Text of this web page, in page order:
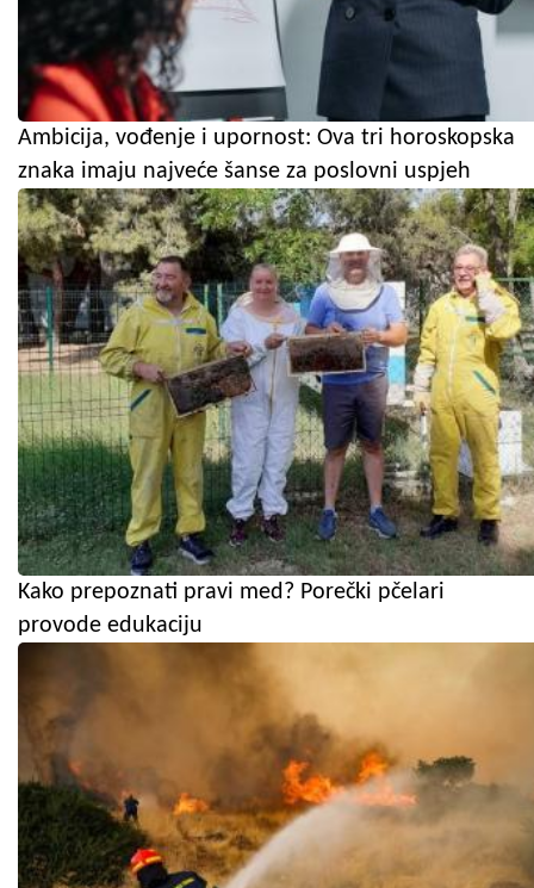
Ambicija, vođenje i upornost: Ova tri horoskopska
znaka imaju najveće šanse za poslovni uspjeh
Kako prepoznati pravi med? Porečki pčelari
provode edukaciju